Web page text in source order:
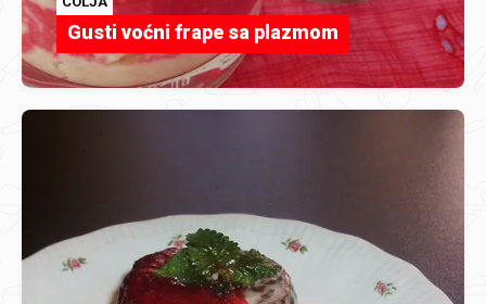
Gusti voćni frape sa plazmom